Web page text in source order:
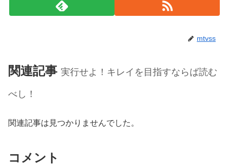
mtvss
関連記事 実行せよ！キレイを目指すならば読む
べし！
関連記事は見つかりませんでした。
コメント